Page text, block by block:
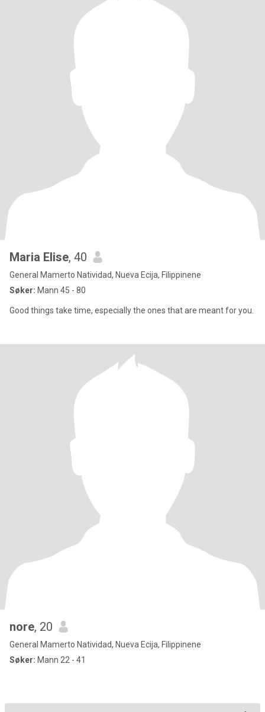
Maria Elise, 40
General Mamerto Natividad, Nueva Ecija, Filippinene
Søker: Mann 45 - 80
Good things take time, especially the ones that are meant for you.
nore, 20
General Mamerto Natividad, Nueva Ecija, Filippinene
Søker: Mann 22 - 41